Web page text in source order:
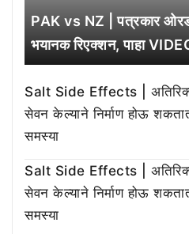
PAK vs NZ | पत्रकार
भयानक रिएक्शन, पाहा
Salt Side Effects |
सेवन केल्याने निर्माण होऊ शकतात
समस्या
Salt Side Effects |
सेवन केल्याने निर्माण होऊ शकतात
समस्या